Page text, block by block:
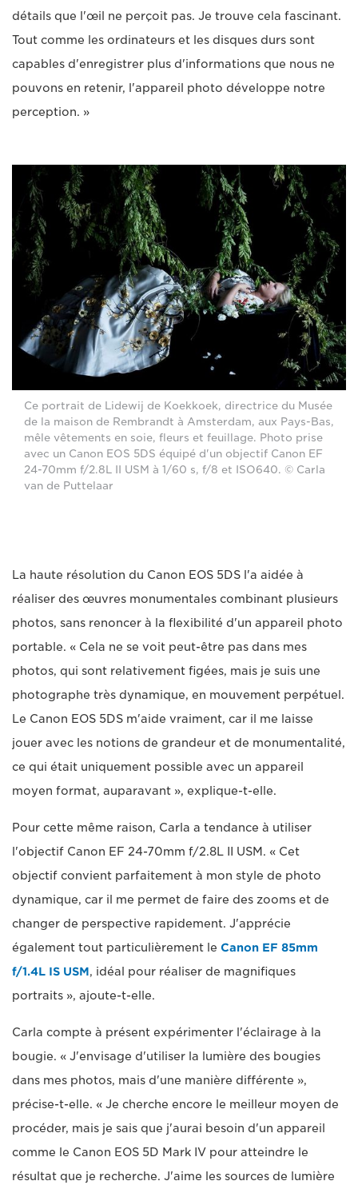
détails que l'œil ne perçoit pas. Je trouve cela fascinant.
Tout comme les ordinateurs et les disques durs sont
capables d'enregistrer plus d'informations que nous ne
pouvons en retenir, l'appareil photo développe notre
perception. »
Ce portrait de Lidewij de Koekkoek, directrice du Musée
de la maison de Rembrandt à Amsterdam, aux Pays-Bas,
mêle vêtements en soie, fleurs et feuillage. Photo prise
avec un Canon EOS 5DS équipé d'un objectif Canon EF
24-70mm f/2.8L II USM à 1/60 s, f/8 et ISO640. © Carla
van de Puttelaar
La haute résolution du Canon EOS 5DS l'a aidée à
réaliser des œuvres monumentales combinant plusieurs
photos, sans renoncer à la flexibilité d'un appareil photo
portable. « Cela ne se voit peut-être pas dans mes
photos, qui sont relativement figées, mais je suis une
photographe très dynamique, en mouvement perpétuel.
Le Canon EOS 5DS m'aide vraiment, car il me laisse
jouer avec les notions de grandeur et de monumentalité,
ce qui était uniquement possible avec un appareil
moyen format, auparavant », explique-t-elle.
Pour cette même raison, Carla a tendance à utiliser
l'objectif Canon EF 24-70mm f/2.8L II USM. « Cet
objectif convient parfaitement à mon style de photo
dynamique, car il me permet de faire des zooms et de
changer de perspective rapidement. J'apprécie
également tout particulièrement le Canon EF 85mm
f/1.4L IS USM, idéal pour réaliser de magnifiques
portraits », ajoute-t-elle.
Carla compte à présent expérimenter l'éclairage à la
bougie. « J'envisage d'utiliser la lumière des bougies
dans mes photos, mais d'une manière différente »,
précise-t-elle. « Je cherche encore le meilleur moyen de
procéder, mais je sais que j'aurai besoin d'un appareil
comme le Canon EOS 5D Mark IV pour atteindre le
résultat que je recherche. J'aime les sources de lumière